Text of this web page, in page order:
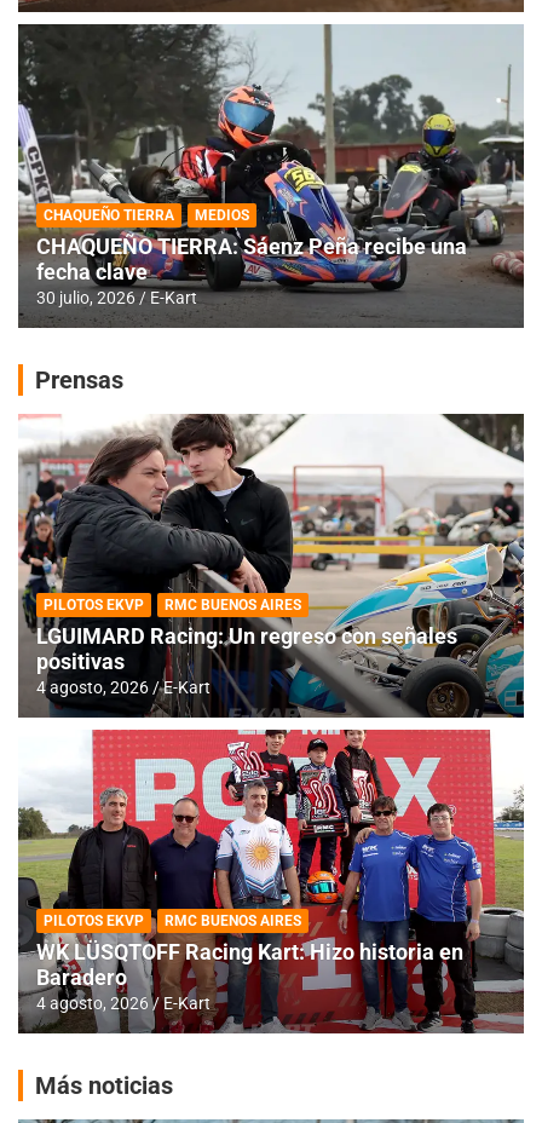
CHAQUEÑO TIERRA MEDIOS
CHAQUEÑO TIERRA: Sáenz Peña recibe una
fecha clave
30 julio, 2026 E-Kart
Prensas
PILOTOS EKVP RMC BUENOS AIRES
LGUIMARD Racing: Un regreso con señales
positivas
4 agosto, 2026 E-Kart
PILOTOS EKVP RMC BUENOS AIRES
WK LÜSQTOFF Racing Kart: Hizo historia en
Baradero
4 agosto, 2026 E-Kart
Más noticias